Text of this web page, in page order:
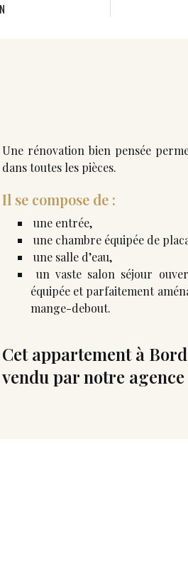
Une rénovation bien pensée
dans toutes les pièces.
Il se compose de :
une entrée,
une chambre équipée de
une salle d’eau,
un vaste salon séjour
équipée et parfaitement
mange-debout.
Cet appartement à
vendu par notre agence